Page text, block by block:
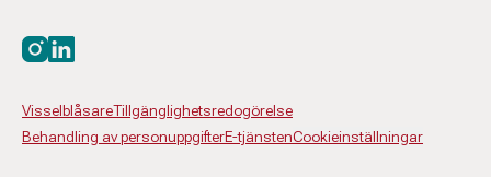
VisselblåsareTillgänglighetsredogörelse
Behandling av personuppgifterE-tjänstenCookieinställningar
Besök oss på instagram
Besök oss på linkedin